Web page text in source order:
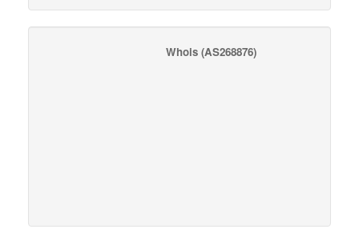
Whois (AS268876)